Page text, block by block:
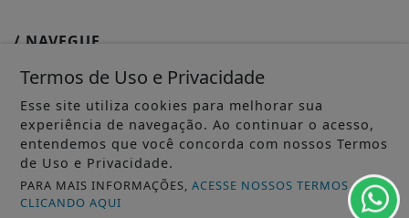
/ NAVEGUE
INÍCIO
SOBRE
PAINEL DO LEITOR
TERMOS DE USO E PRIVACIDADE
Termos de Uso e Privacidade
Esse site utiliza cookies para melhorar sua
experiência de navegação. Ao continuar o acesso,
entendemos que você concorda com nossos Termos
de Uso e Privacidade.
PARA MAIS INFORMAÇÕES,ACESSE NOSSOS TERMOS
CLICANDO AQUI